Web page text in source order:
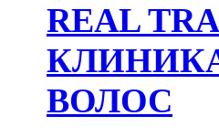
REAL
ВОЛОС